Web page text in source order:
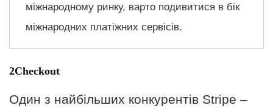
міжнародному ринку, варто подивитися в бік
міжнародних платіжних сервісів.
2Checkout
Один з найбільших конкурентів Stripe –